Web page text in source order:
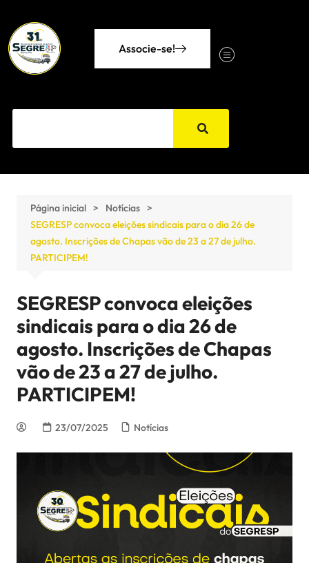
Associe-se!
Página inicial
Notícias
SEGRESP convoca eleições sindicais para o dia 26 de
agosto. Inscrições de Chapas vão de 23 a 27 de julho.
PARTICIPEM!
SEGRESP convoca eleições
sindicais para o dia 26 de
agosto. Inscrições de Chapas
vão de 23 a 27 de julho.
PARTICIPEM!
23/07/2025 Notícias